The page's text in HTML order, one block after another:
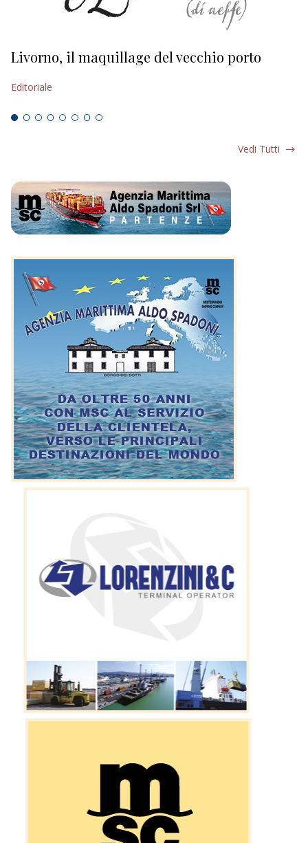
Livorno, il maquillage del vecchio porto
Editoriale
Vedi Tutti